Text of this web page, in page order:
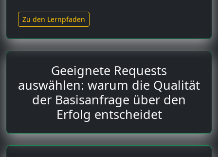
Zu den Lernpfaden
Geeignete Requests
auswählen: warum die Qualität
der Basisanfrage über den
Erfolg entscheidet